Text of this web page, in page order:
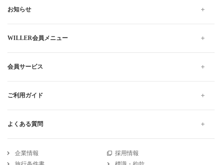
お知らせ
WILLER会員メニュー
会員サービス
ご利用ガイド
よくある質問
企業情報
採用情報